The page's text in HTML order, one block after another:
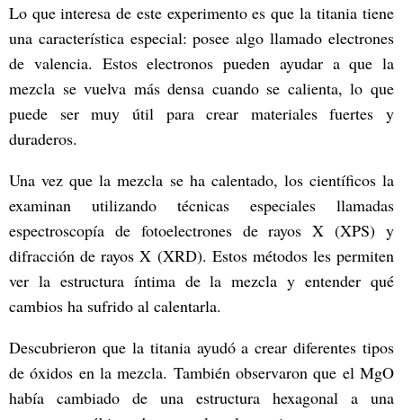
Lo que interesa de este experimento es que la titania tiene
una característica especial: posee algo llamado electrones
de valencia. Estos electronos pueden ayudar a que la
mezcla se vuelva más densa cuando se calienta, lo que
puede ser muy útil para crear materiales fuertes y
duraderos.
Una vez que la mezcla se ha calentado, los científicos la
examinan utilizando técnicas especiales llamadas
espectroscopía de fotoelectrones de rayos X (XPS) y
difracción de rayos X (XRD). Estos métodos les permiten
ver la estructura íntima de la mezcla y entender qué
cambios ha sufrido al calentarla.
Descubrieron que la titania ayudó a crear diferentes tipos
de óxidos en la mezcla. También observaron que el MgO
había cambiado de una estructura hexagonal a una